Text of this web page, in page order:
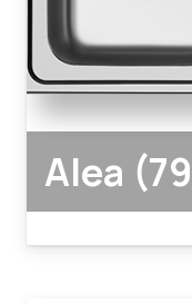
Alea